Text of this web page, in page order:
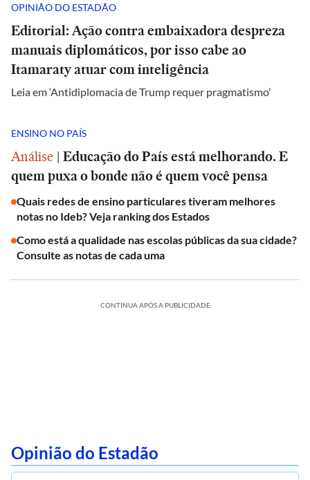
OPINIÃO DO ESTADÃO
Editorial: Ação contra embaixadora despreza
manuais diplomáticos, por isso cabe ao
Itamaraty atuar com inteligência
Leia em ‘Antidiplomacia de Trump requer pragmatismo’
ENSINO NO PAÍS
Análise | Educação do País está melhorando. E
quem puxa o bonde não é quem você pensa
Quais redes de ensino particulares tiveram melhores
notas no Ideb? Veja ranking dos Estados
Como está a qualidade nas escolas públicas da sua cidade?
Consulte as notas de cada uma
CONTINUA APÓS A PUBLICIDADE
Opinião do Estadão